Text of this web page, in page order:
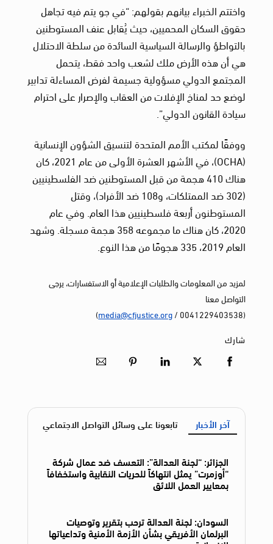
واختتم الخبراء بيانهم بقولهم: “في جو يتم فيه تجاهل
حقوق السكان المحميين، حيث يُقابل عنف المستوطنين
بالتواطؤ والرسالة السياسية السائدة من سلطة الاحتلال
هي أن هذه الأرض ملك لشعب واحد فقط، يتحمل
المجتمع الدولي مسؤولية جسيمة لفرض المساءلة تدابير
لوضع حد لمناخ الإفلات من العقاب والإصرار على احترام
سيادة القانون الدولي”.
ووفقًا لمكتب الأمم المتحدة لتنسيق الشؤون الإنسانية
(OCHA)، في الأشهر العشرة الأولى من عام 2021، كان
هناك 410 هجمة من قبل المستوطنين ضد الفلسطينيين
(302 ضد الممتلكات، و108 ضد الأفراد)، وقتل
المستوطنون أربعة فلسطينيين هذا العام. وفي عام
2020، كان هناك ما مجموعه 358 هجمة مسجلة. وشهد
العام 2019، 335 هجومًا من هذا النوع.
لمزيد من المعلومات والطلبات الإعلامية أو الاستفسارات، يرجى
التواصل معنا
(0041229403538 /
media@cfjustice.org
)
شارك
آخر الأخبار تابعونا على وسائل التواصل الاجتماعي
الجزائر: “لجنة العدالة”: التعسف ضد عمال شركة
“أوزمرت” يمثل انتهاكاً للحريات النقابية واستخفافاً
بمعايير العمل اللائق
السودان: لجنة العدالة ترحب بتقرير وتوصيات
البرلمان الأفريقي بشأن الأزمة الأمنية وتداعياتها